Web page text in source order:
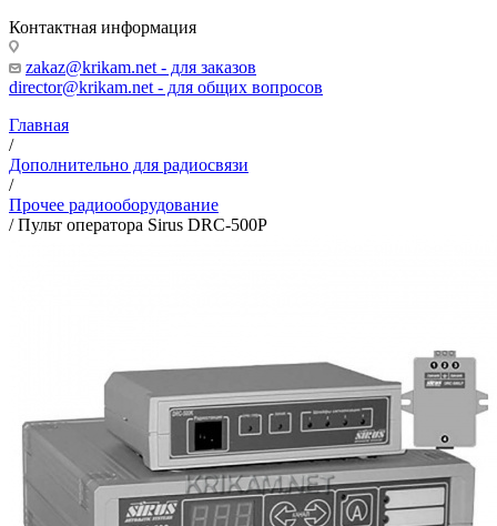
Контактная информация
zakaz@krikam.net - для заказов
director@krikam.net - для общих вопросов
Главная
/
Дополнительно для радиосвязи
/
Прочее радиооборудование
/Пульт оператора Sirus DRC-500P